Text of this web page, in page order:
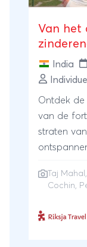
Tamil
Kerala, en
Van het
India
Ontdek de
van de
straten
Agra,
van
Taj Mahal
Cochin,